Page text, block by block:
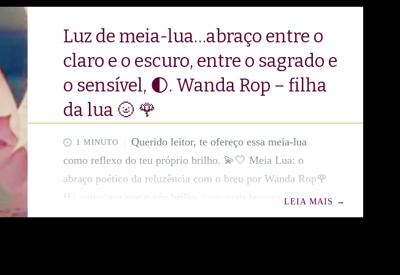
Luz de meia-lua…abraço entre o
claro e o escuro, entre o sagrado e
o sensível, 🌓. Wanda Rop – filha
da lua 🌝 🌹
1 MINUTO
Querido leitor, te ofereço essa meia-lua
como reflexo do teu próprio brilho. 💫🤍 Meia Lua: o
abraço poético da reluzência com o breu por Wanda Rop🌹
Há noites em que o céu brilha com mais ternura. 🌃 E é
na presença silente da meia-lua que o firmamento revela
LEIA MAIS →